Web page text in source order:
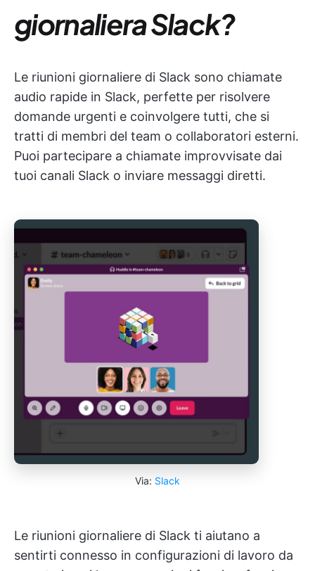
giornaliera Slack?
Le riunioni giornaliere di Slack sono chiamate
audio rapide in Slack, perfette per risolvere
domande urgenti e coinvolgere tutti, che si
tratti di membri del team o collaboratori esterni.
Puoi partecipare a chiamate improvvisate dai
tuoi canali Slack o inviare messaggi diretti.
Via: Slack
Le riunioni giornaliere di Slack ti aiutano a
sentirti connesso in configurazioni di lavoro da